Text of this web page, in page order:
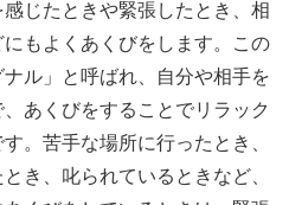
じたときや緊張したとき、相
もよくあくびをします。この
ル」と呼ばれ、自分や相手を
あくびをすることでリラック
。苦手な場所に行ったとき、
き、叱られているときなど、